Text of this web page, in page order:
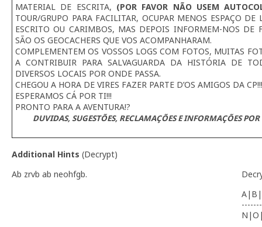
MATERIAL DE ESCRITA, (POR FAVOR NÃO USEM
TOUR/GRUPO PARA FACILITAR, OCUPAR MENOS ESPAÇO
ESCRITO OU CARIMBOS, MAS DEPOIS INFORMEM-NOS DE
SÃO OS GEOCACHERS QUE VOS ACOMPANHARAM.
COMPLEMENTEM OS VOSSOS LOGS COM FOTOS, MUITAS
A CONTRIBUIR PARA SALVAGUARDA DA HISTÓRIA DE
DIVERSOS LOCAIS POR ONDE PASSA.
CHEGOU A HORA DE VIRES FAZER PARTE D’OS AMIGOS DA CP!!!
ESPERAMOS CÁ POR TI!!!
PRONTO PARA A AVENTURA!?
DUVIDAS, SUGESTÕES, RECLAMAÇÕES E INFORMAÇÕES
Additional Hints (Decrypt)
Ab zrvb ab neohfgb.